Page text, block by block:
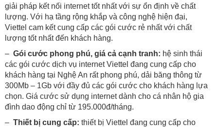
giải pháp kết nối internet tốt nhất với sự ổn định về chất
lượng. Với hạ tầng rộng khắp và công nghệ hiện đại,
Viettel cam kết cung cấp các gói cước rẻ nhất với chất
lượng tốt nhất đến khách hàng.
– Gói cước phong phú, giá cả cạnh tranh: hệ sinh thái
các gói cước dịch vụ internet Viettel đang cung cấp cho
khách hàng tại Nghệ An rất phong phú, dải băng thông từ
300Mb – 1Gb với đầy đủ các gói cước cho khách hàng lựa
chọn. Giá cước sử dụng internet dành cho cá nhân hộ gia
đình dao động chỉ từ 195.000đ/tháng.
– Thiết bị cung cấp: thiết bị Viettel đang cung cấp cho